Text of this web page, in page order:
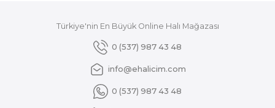
Gönder
Türkiye'nin En Büyük Online Halı Mağazası
0 (537) 987 43 48
info@ehalicim.com
0 (537) 987 43 48